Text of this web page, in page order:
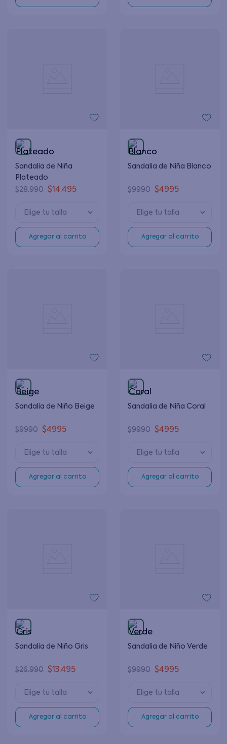
Sandalia de Niña
Plateado
$28.990 $14.495
Elige tu talla
Agregar al carrito
Sandalia de Niña Blanco
$9990 $4995
Elige tu talla
Agregar al carrito
Sandalia de Niño Beige
$9990 $4995
Elige tu talla
Agregar al carrito
Sandalia de Niña Coral
$9990 $4995
Elige tu talla
Agregar al carrito
Sandalia de Niño Gris
$26.990 $13.495
Elige tu talla
Agregar al carrito
Sandalia de Niño Verde
$9990 $4995
Elige tu talla
Agregar al carrito